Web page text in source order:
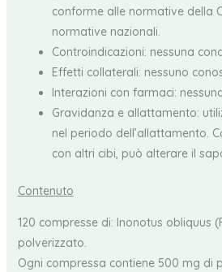
conforme alle normative della
normative nazionali.
Controindicazioni: nessuna
Effetti collaterali: nessuno
Interazioni con farmaci:
Gravidanza e allattamento:
nel periodo dell’allattamento.
con altri cibi, può alterare il
Contenuto
120 compresse di: Inonotus obliquus
polverizzato.
Ogni compressa contiene 500 mg di